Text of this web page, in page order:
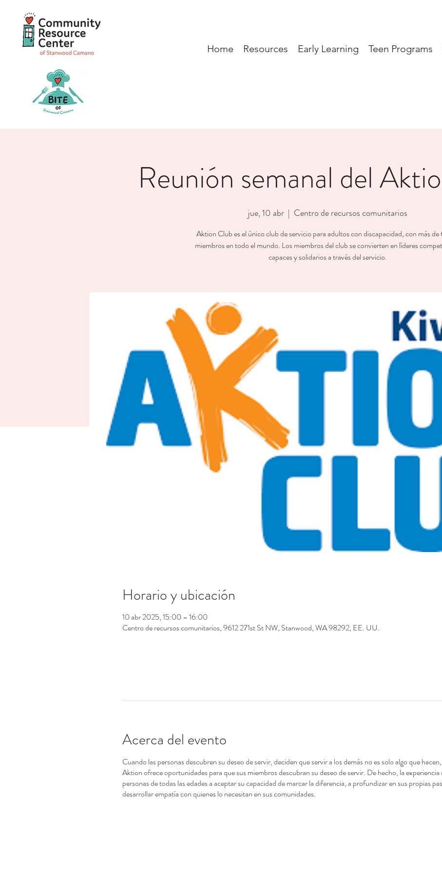
Home Resources Early Learning Teen Programs
Reunión semanal del
jue, 10 abr
  |
Centro de recursos comunitarios
Aktion Club es el único club de servicio para adultos con discapacidad, con más
miembros en todo el mundo. Los miembros del club se convierten en líderes
capaces y solidarios a través del servicio.
Horario y ubicación
10 abr 2025, 15:00 – 16:00
Centro de recursos comunitarios, 9612 271st St NW, Stanwood, WA 98292, EE. UU.
Acerca del evento
Cuando las personas descubren su deseo de servir, deciden que servir a los demás no es solo algo que
Aktion ofrece oportunidades para que sus miembros descubran su deseo de servir. De hecho, la experiencia
personas de todas las edades a aceptar su capacidad de marcar la diferencia, a profundizar en sus propias
desarrollar empatía con quienes lo necesitan en sus comunidades.